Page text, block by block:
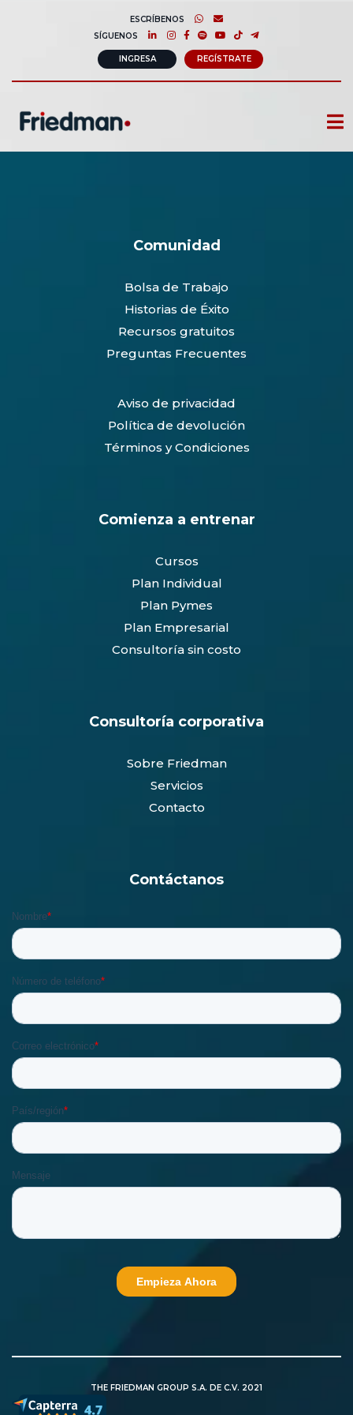
ESCRÍBENOS
SÍGUENOS
INGRESA REGÍSTRATE
Comunidad
Bolsa de Trabajo
Historias de Éxito
Recursos gratuitos
Preguntas Frecuentes
Aviso de privacidad
Política de devolución
Términos y Condiciones
Comienza a entrenar
Cursos
Plan Individual
Plan Pymes
Plan Empresarial
Consultoría sin costo
Consultoría corporativa
Sobre Friedman
Servicios
Contacto
Contáctanos
THE FRIEDMAN GROUP S.A. DE C.V. 2021